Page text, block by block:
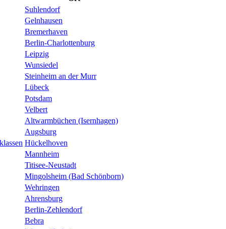
Suhlendorf
Gelnhausen
Bremerhaven
Berlin-Charlottenburg
Leipzig
Wunsiedel
Steinheim an der Murr
Lübeck
Potsdam
Velbert
Altwarmbüchen (Isernhagen)
Augsburg
Hückelhoven
Mannheim
Titisee-Neustadt
Mingolsheim (Bad Schönborn)
Wehringen
Ahrensburg
Berlin-Zehlendorf
Bebra